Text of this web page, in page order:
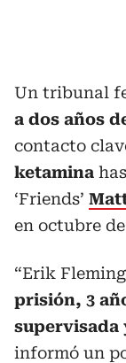
Un tribunal
a dos años
contacto
ketamina
‘Friends’
en octubre
“Erik
prisión, 3
supervisada
informó un